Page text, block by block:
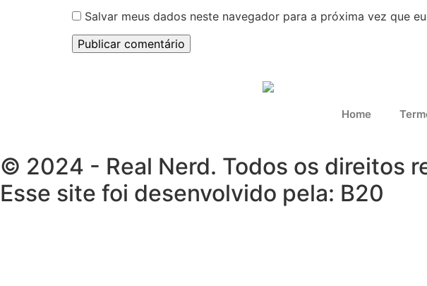
Salvar meus dados neste navegador para a próxima vez que
Home
© 2024 - Real Nerd. Todos os direitos
Esse site foi desenvolvido pela: B20